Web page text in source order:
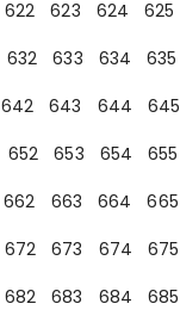
622 623 624 625
632 633 634 635
642 643 644 645
652 653 654 655
662 663 664 665
672 673 674 675
682 683 684 685